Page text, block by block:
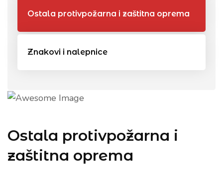
Ostala protivpožarna i zaštitna oprema
Znakovi i nalepnice
Ostala protivpožarna i
zaštitna oprema